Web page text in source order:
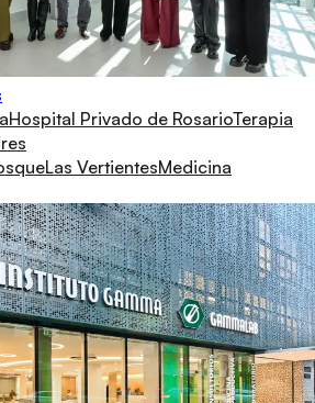
Hospital Privado de RosarioTerapia
Las VertientesMedicina